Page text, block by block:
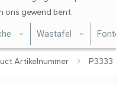
ons gewend bent.
Wastafel
Artikelnummer P3333